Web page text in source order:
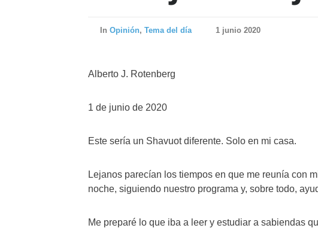
In Opinión, Tema del día 1 junio 2020
Alberto J. Rotenberg
1 de junio de 2020
Este sería un Shavuot diferente. Solo en mi casa.
Lejanos parecían los tiempos en que me reunía con
noche, siguiendo nuestro programa y, sobre todo,
Me preparé lo que iba a leer y estudiar a sabiendas